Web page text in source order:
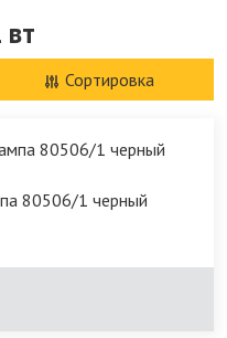
Сортировка
80506/1 черный